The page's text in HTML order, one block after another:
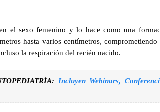
en el sexo femenino y lo hace como una
hasta varios centímetros,
la respiración del recién nacido.
Incluyen Webinars,